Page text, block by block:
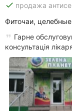
done продажа
Фиточаи,
Гарне
консультація